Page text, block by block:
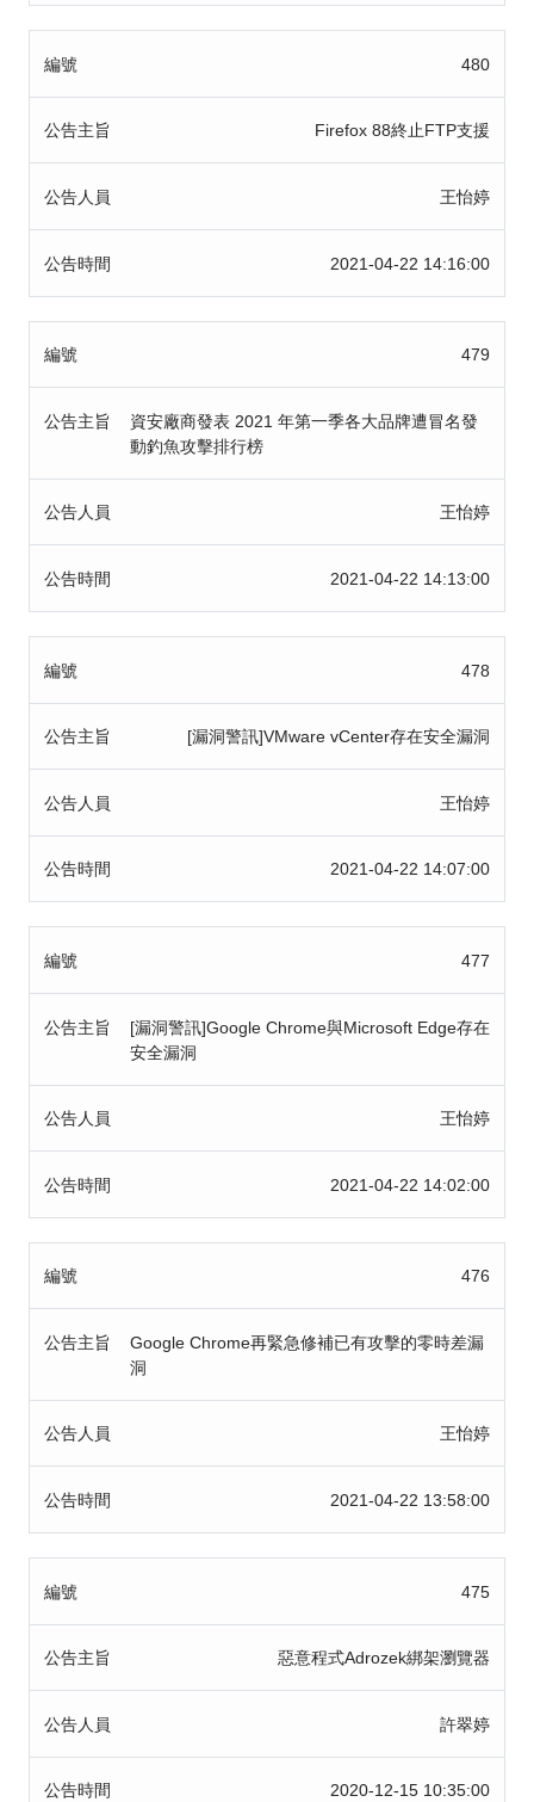
編號 480
公告主旨 Firefox 88終止FTP支援
公告人員 王怡婷
公告時間 2021-04-22 14:16:00
編號 479
公告主旨
資安廠商發表 2021 年第一季各大品牌遭冒名發
動釣魚攻擊排行榜
公告人員 王怡婷
公告時間 2021-04-22 14:13:00
編號 478
公告主旨 [漏洞警訊]VMware vCenter存在安全漏洞
公告人員 王怡婷
公告時間 2021-04-22 14:07:00
編號 477
公告主旨
[漏洞警訊]Google Chrome與Microsoft Edge存在
安全漏洞
公告人員 王怡婷
公告時間 2021-04-22 14:02:00
編號 476
公告主旨
Google Chrome再緊急修補已有攻擊的零時差漏
洞
公告人員 王怡婷
公告時間 2021-04-22 13:58:00
編號 475
公告主旨 惡意程式Adrozek綁架瀏覽器
公告人員 許翠婷
公告時間 2020-12-15 10:35:00